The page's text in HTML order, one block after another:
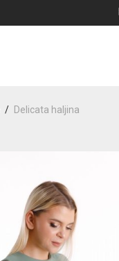
/ Delicata haljina